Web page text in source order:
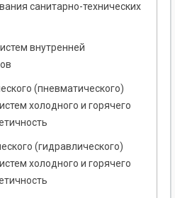
санитарно-технических
внутренней
(пневматического)
холодного и горячего
(гидравлического)
холодного и горячего